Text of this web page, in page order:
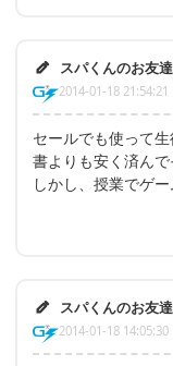
スパくんのお友達
2014-01-18 21:54:21
セールでも使って
書よりも安く済んで
しかし、授業でゲ
スパくんのお友達
2014-01-18 14:05:30